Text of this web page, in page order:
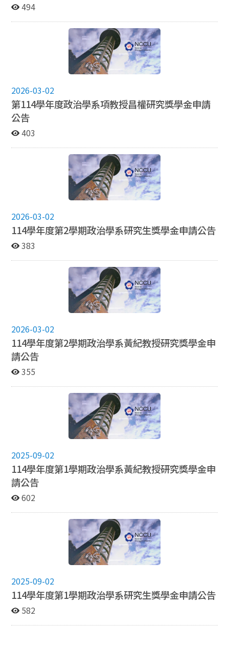
494
2026-03-02
第114學年度政治學系項教授昌權研究獎學金申請
公告
403
2026-03-02
114學年度第2學期政治學系研究生獎學金申請公告
383
2026-03-02
114學年度第2學期政治學系黃紀教授研究獎學金申
請公告
355
2025-09-02
114學年度第1學期政治學系黃紀教授研究獎學金申
請公告
602
2025-09-02
114學年度第1學期政治學系研究生獎學金申請公告
582